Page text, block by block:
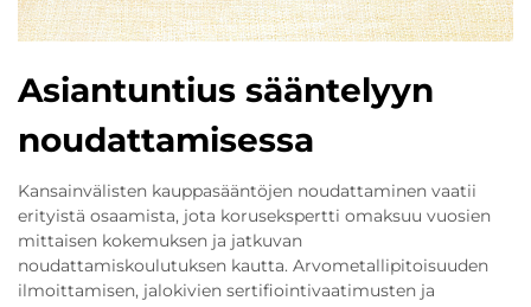
Asiantuntius sääntelyyn
noudattamisessa
Kansainvälisten kauppasääntöjen noudattaminen vaatii
erityistä osaamista, jota korusekspertti omaksuu vuosien
mittaisen kokemuksen ja jatkuvan
noudattamiskoulutuksen kautta. Arvometallipitoisuuden
ilmoittamisen, jalokivien sertifiointivaatimusten ja